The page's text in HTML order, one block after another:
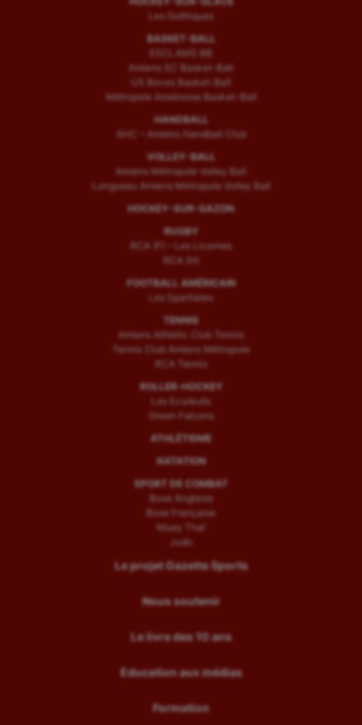
Triathlon
Ultimate frisbee
Wakeboard
Les Gothiques
BASKET-BALL
ESCLAMS BB
Amiens SC Basket-Ball
US Boves Basket-Ball
Métropole Amiénoise Basket-Ball
HANDBALL
AHC – Amiens Handball Club
VOLLEY-BALL
Amiens Métropole Volley Ball
Longueau Amiens Metropole Volley Ball
HOCKEY-SUR-GAZON
RUGBY
RCA (F) – Les Licornes
RCA (H)
FOOTBALL AMÉRICAIN
Les Spartiates
TENNIS
Amiens Athletic Club Tennis
Tennis Club Amiens Métropole
RCA Tennis
ROLLER-HOCKEY
Les Ecureuils
Green Falcons
ATHLÉTISME
NATATION
SPORT DE COMBAT
Boxe Anglaise
Boxe Française
Muay Thaï
Judo
Le projet Gazette Sports
Nous soutenir
Le livre des 10 ans
Education aux médias
Formation